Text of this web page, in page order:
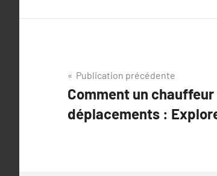
Navigation
de
l’article
Publication précédente
Comment un
déplacements :